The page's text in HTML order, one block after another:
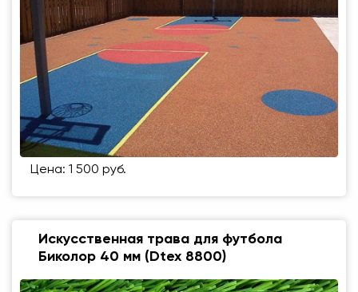
Цена: 1 500 руб.
Искусственная трава для футбола
Биколор 40 мм (Dtex 8800)